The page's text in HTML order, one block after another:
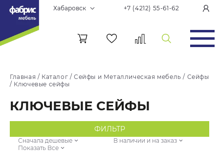
Хабаровск +7 (4212) 55-61-62
Главная / Каталог /Сейфы и Металлическая мебель / Сейфы
/ Ключевые сейфы
КЛЮЧЕВЫЕ СЕЙФЫ
ФИЛЬТР
Сначала дешевые
В наличии и на заказ
Показать Все